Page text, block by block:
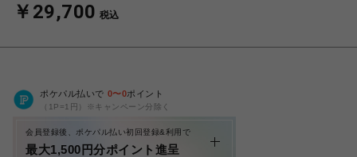
￥29,700 税込
ポケパル払いで 0〜0ポイント
（1P=1円）※キャンペーン分除く
会員登録後、ポケパル払い初回登録&利用で
最大1,500円分ポイント進呈